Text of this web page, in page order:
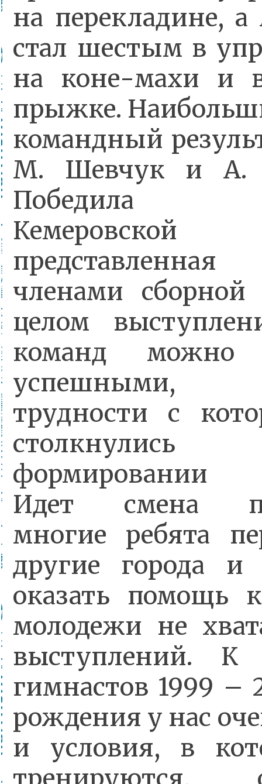
на перекладине,
стал шестым в
на коне-махи и
прыжке.
командный
М. Шевчук и А.
Победила
Кемеровской
членами сборной
целом
команд можно
успешными,
трудности с
формировании
Идет смена
многие ребята
другие города
оказать помощь
молодежи не
выступлений.
гимнастов 1999 –
рождения у нас
и условия, в